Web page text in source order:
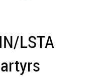
LSTA